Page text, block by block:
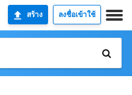
สร้าง ลงชื่อเข้าใช้